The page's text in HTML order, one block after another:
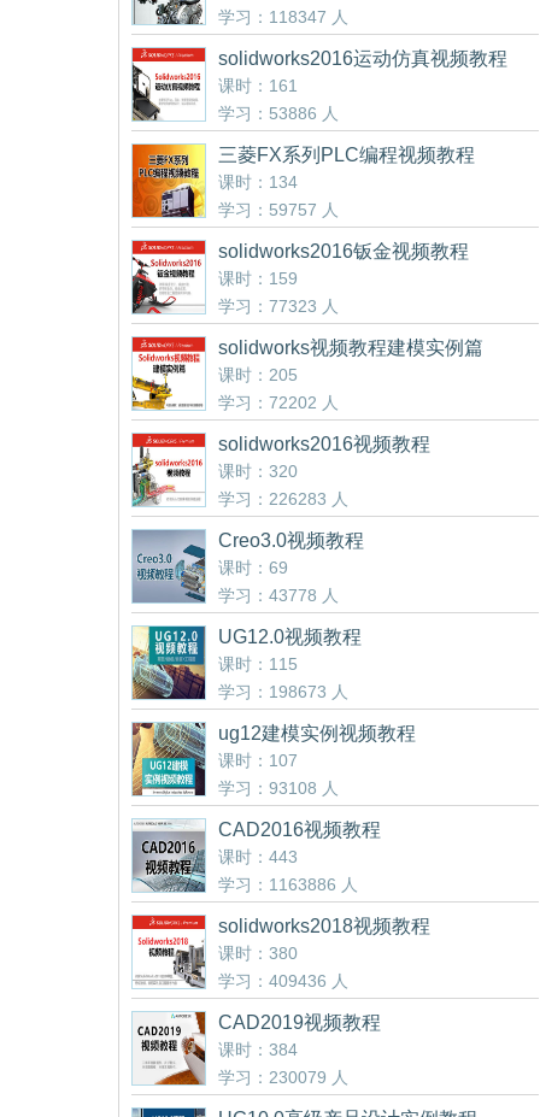
学习：118347 人
solidworks2016运动仿真视频教程
课时：161
学习：53886 人
三菱FX系列PLC编程视频教程
课时：134
学习：59757 人
solidworks2016钣金视频教程
课时：159
学习：77323 人
solidworks视频教程建模实例篇
课时：205
学习：72202 人
solidworks2016视频教程
课时：320
学习：226283 人
Creo3.0视频教程
课时：69
学习：43778 人
UG12.0视频教程
课时：115
学习：198673 人
ug12建模实例视频教程
课时：107
学习：93108 人
CAD2016视频教程
课时：443
学习：1163886 人
solidworks2018视频教程
课时：380
学习：409436 人
CAD2019视频教程
课时：384
学习：230079 人